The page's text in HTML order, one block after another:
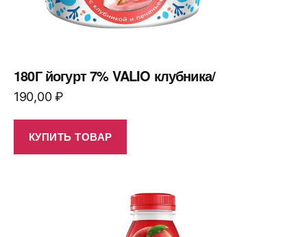
180Г йогурт 7% VALIO клубника/
190,00₽
КУПИТЬ ТОВАР